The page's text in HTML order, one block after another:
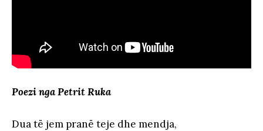
Poezi nga Petrit Ruka
Dua të jem pranë teje dhe mendja,